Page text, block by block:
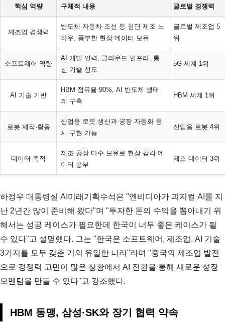
핵심 역량 구체적 내용 글로벌 경쟁력
제조업 경쟁력
반도체·자동차·조선 등 첨단 제조 노
하우, 풍부한 현장 데이터 보유
글로벌 제조업 5
위
소프트웨어 역량
AI 개발 인력, 클라우드 인프라, 통
신 기술 선도
5G 세계 1위
AI 기술 기반
HBM 점유율 90%, AI 반도체 생태
계 구축
HBM 세계 1위
로봇 제작·활용
산업용 로봇 생산과 공장 자동화 동
시 구현 가능
산업용 로봇 4위
데이터 축적
제조 공장 다수 보유로 현장 감각 데
이터 풍부
제조 데이터 3위
하정우 대통령실 AI미래기획수석은 "엔비디아가 피지컬 AI를 지
난 2년간 많이 준비해 왔다"며 "투자한 돈의 수익을 뽑아내기 위
해서는 성공 케이스가 필요한데 한국이 너무 좋은 케이스가 될
수 있다"고 설명했다. 그는 "한국은 소프트웨어, 제조업, AI 기술
3가지를 모두 갖춘 거의 유일한 나라"라며 "중국의 제조업 발전
으로 경쟁력 고민이 많은 상황에서 AI 전환을 통해 새로운 성장
모멘텀을 만들 수 있다"고 강조했다.
HBM 동맹, 삼성·SK와 장기 협력 약속